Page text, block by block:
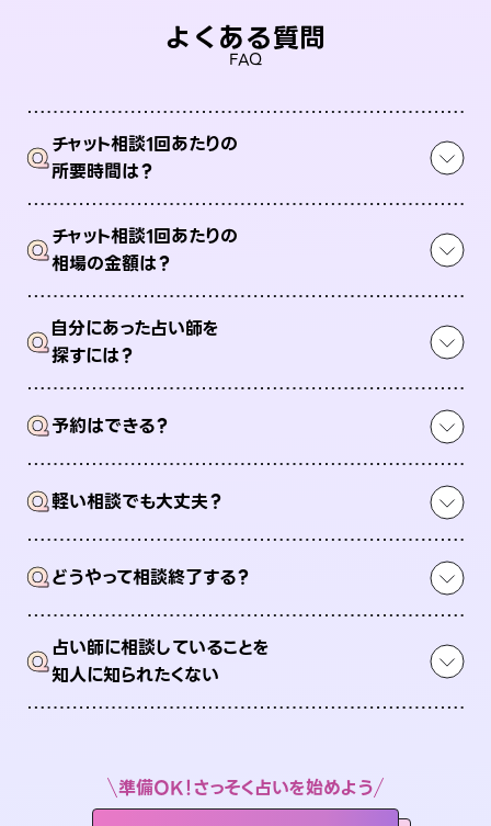
よくある質問
FAQ
Qチャット相談1回あたりの
所要時間は？
Qチャット相談1回あたりの
相場の金額は？
Q自分にあった占い師を
探すには？
Q予約はできる？
Q軽い相談でも大丈夫？
Qどうやって相談終了する？
Q占い師に相談していることを
知人に知られたくない
準備OK！さっそく占いを始めよう